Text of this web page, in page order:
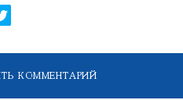
КОММЕНТАРИЙ